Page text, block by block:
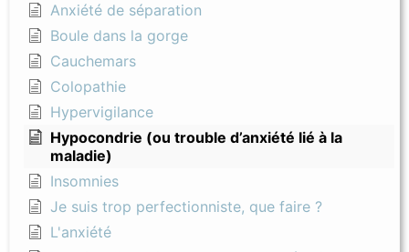
Anxiété de séparation
Boule dans la gorge
Cauchemars
Colopathie
Hypervigilance
Hypocondrie (ou trouble d’anxiété lié à la
maladie)
Insomnies
Je suis trop perfectionniste, que faire ?
L'anxiété